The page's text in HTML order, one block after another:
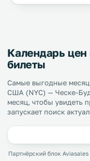
Календарь цен
билеты
Самые выгодные
США (NYC) — Ческе-
месяц, чтобы увидеть
запускает поиск
Партнёрский блок